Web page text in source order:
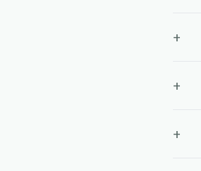
+
+
+